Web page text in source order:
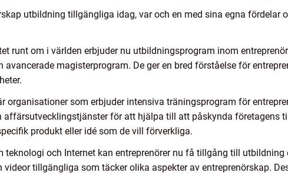
utbildning tillgängliga idag, var och en med sina egna fördelar
runt om i världen erbjuder nu utbildningsprogram inom
magisterprogram. De ger en bred förståelse för
organisationer som erbjuder intensiva träningsprogram för
affärsutvecklingstjänster för att hjälpa till att påskynda företagens
produkt eller idé som de vill förverkliga.
och Internet kan entreprenörer nu få tillgång till utbildning
videor tillgängliga som täcker olika aspekter av entreprenörskap.